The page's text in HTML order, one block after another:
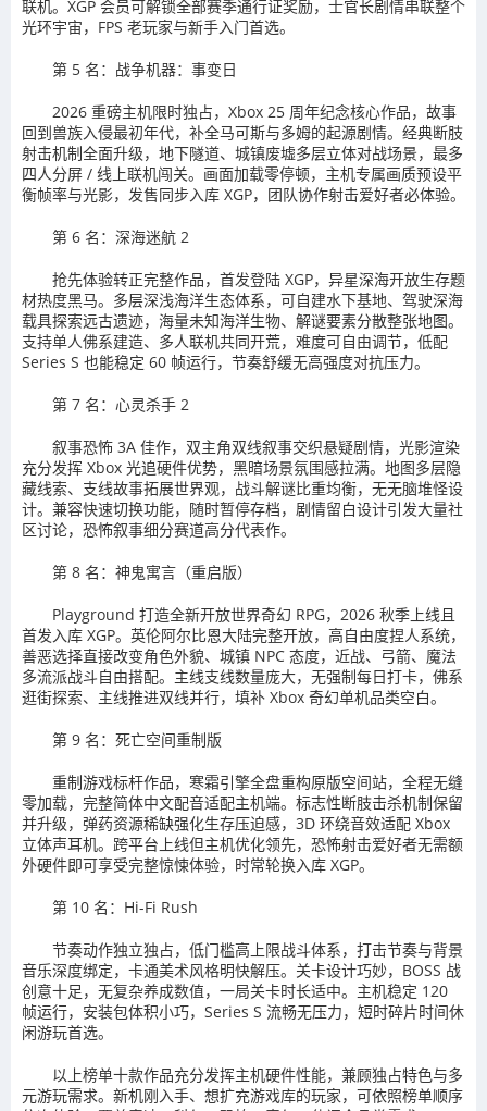
联机。XGP 会员可解锁全部赛季通行证奖励，士官长剧情串联整个
光环宇宙，FPS 老玩家与新手入门首选。
第 5 名：战争机器：事变日
2026 重磅主机限时独占，Xbox 25 周年纪念核心作品，故事
回到兽族入侵最初年代，补全马可斯与多姆的起源剧情。经典断肢
射击机制全面升级，地下隧道、城镇废墟多层立体对战场景，最多
四人分屏 / 线上联机闯关。画面加载零停顿，主机专属画质预设平
衡帧率与光影，发售同步入库 XGP，团队协作射击爱好者必体验。
第 6 名：深海迷航 2
抢先体验转正完整作品，首发登陆 XGP，异星深海开放生存题
材热度黑马。多层深浅海洋生态体系，可自建水下基地、驾驶深海
载具探索远古遗迹，海量未知海洋生物、解谜要素分散整张地图。
支持单人佛系建造、多人联机共同开荒，难度可自由调节，低配
Series S 也能稳定 60 帧运行，节奏舒缓无高强度对抗压力。
第 7 名：心灵杀手 2
叙事恐怖 3A 佳作，双主角双线叙事交织悬疑剧情，光影渲染
充分发挥 Xbox 光追硬件优势，黑暗场景氛围感拉满。地图多层隐
藏线索、支线故事拓展世界观，战斗解谜比重均衡，无无脑堆怪设
计。兼容快速切换功能，随时暂停存档，剧情留白设计引发大量社
区讨论，恐怖叙事细分赛道高分代表作。
第 8 名：神鬼寓言（重启版）
Playground 打造全新开放世界奇幻 RPG，2026 秋季上线且
首发入库 XGP。英伦阿尔比恩大陆完整开放，高自由度捏人系统，
善恶选择直接改变角色外貌、城镇 NPC 态度，近战、弓箭、魔法
多流派战斗自由搭配。主线支线数量庞大，无强制每日打卡，佛系
逛街探索、主线推进双线并行，填补 Xbox 奇幻单机品类空白。
第 9 名：死亡空间重制版
重制游戏标杆作品，寒霜引擎全盘重构原版空间站，全程无缝
零加载，完整简体中文配音适配主机端。标志性断肢击杀机制保留
并升级，弹药资源稀缺强化生存压迫感，3D 环绕音效适配 Xbox
立体声耳机。跨平台上线但主机优化领先，恐怖射击爱好者无需额
外硬件即可享受完整惊悚体验，时常轮换入库 XGP。
第 10 名：Hi-Fi Rush
节奏动作独立独占，低门槛高上限战斗体系，打击节奏与背景
音乐深度绑定，卡通美术风格明快解压。关卡设计巧妙，BOSS 战
创意十足，无复杂养成数值，一局关卡时长适中。主机稳定 120
帧运行，安装包体积小巧，Series S 流畅无压力，短时碎片时间休
闲游玩首选。
以上榜单十款作品充分发挥主机硬件性能，兼顾独占特色与多
元游玩需求。新机刚入手、想扩充游戏库的玩家，可依照榜单顺序